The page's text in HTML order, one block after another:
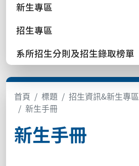
新生專區
招生專區
系所招生分則及招生錄取榜單
首頁 標題 招生資訊&新生專區
新生手冊
新生手冊